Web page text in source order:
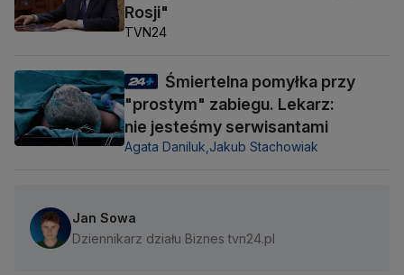
Rosji"
TVN24
Śmiertelna pomyłka przy
"prostym" zabiegu. Lekarz:
nie jesteśmy serwisantami
Agata Daniluk, Jakub Stachowiak
Jan Sowa
Dziennikarz działu Biznes tvn24.pl